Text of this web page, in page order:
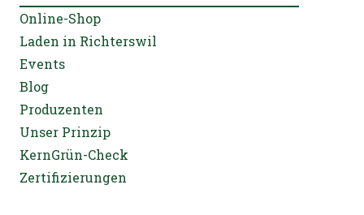
Online-Shop
Laden in Richterswil
Events
Blog
Produzenten
Unser Prinzip
KernGrün-Check
Zertifizierungen